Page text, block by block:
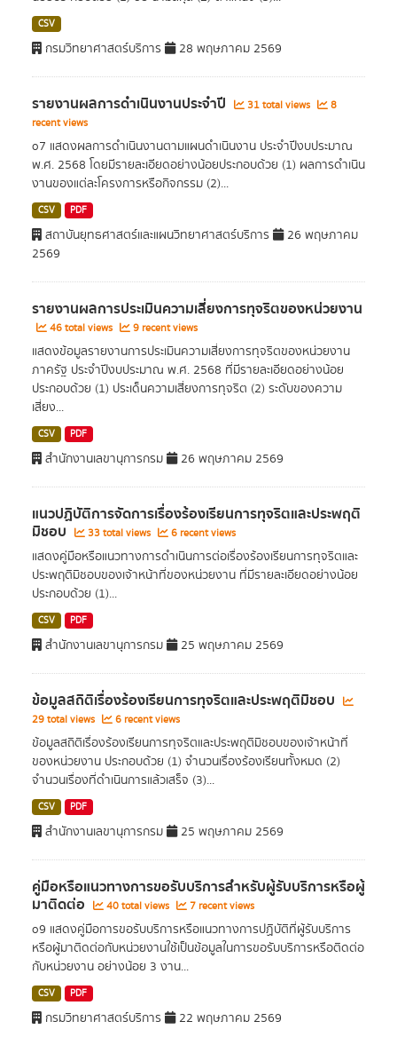
CSV
กรมวิทยาศาสตร์บริการ 28 พฤษภาคม 2569
รายงานผลการดำเนินงานประจำปี 31 total views
8
recent views
o7 แสดงผลการดำเนินงานตามแผนดำเนินงาน ประจำปีงบประมาณ
พ.ศ. 2568 โดยมีรายละเอียดอย่างน้อยประกอบด้วย (1) ผลการดำเนิน
งานของแต่ละโครงการหรือกิจกรรม (2)...
CSV PDF
สถาบันยุทธศาสตร์และแผนวิทยาศาสตร์บริการ
26 พฤษภาคม
2569
รายงานผลการประเมินความเสี่ยงการทุจริตของหน่วยงาน
46 total views 9 recent views
แสดงข้อมูลรายงานการประเมินความเสี่ยงการทุจริตของหน่วยงาน
ภาครัฐ ประจำปีงบประมาณ พ.ศ. 2568 ที่มีรายละเอียดอย่างน้อย
ประกอบด้วย (1) ประเด็นความเสี่ยงการทุจริต (2) ระดับของความ
เสี่ยง...
CSV PDF
สำนักงานเลขานุการกรม 26 พฤษภาคม 2569
แนวปฏิบัติการจัดการเรื่องร้องเรียนการทุจริตและประพฤติ
มิชอบ 33 total views 6 recent views
แสดงคู่มือหรือแนวทางการดำเนินการต่อเรื่องร้องเรียนการทุจริตและ
ประพฤติมิชอบของเจ้าหน้าที่ของหน่วยงาน ที่มีรายละเอียดอย่างน้อย
ประกอบด้วย (1)...
CSV PDF
สำนักงานเลขานุการกรม 25 พฤษภาคม 2569
ข้อมูลสถิติเรื่องร้องเรียนการทุจริตและประพฤติมิชอบ
29 total views 6 recent views
ข้อมูลสถิติเรื่องร้องเรียนการทุจริตและประพฤติมิชอบของเจ้าหน้าที่
ของหน่วยงาน ประกอบด้วย (1) จำนวนเรื่องร้องเรียนทั้งหมด (2)
จำนวนเรื่องที่ดำเนินการแล้วเสร็จ (3)...
CSV PDF
สำนักงานเลขานุการกรม 25 พฤษภาคม 2569
คู่มือหรือแนวทางการขอรับบริการสำหรับผู้รับบริการหรือผู้
มาติดต่อ 40 total views 7 recent views
o9 แสดงคู่มือการขอรับบริการหรือแนวทางการปฏิบัติที่ผู้รับบริการ
หรือผู้มาติดต่อกับหน่วยงานใช้เป็นข้อมูลในการขอรับบริการหรือติดต่อ
กับหน่วยงาน อย่างน้อย 3 งาน...
CSV PDF
กรมวิทยาศาสตร์บริการ 22 พฤษภาคม 2569